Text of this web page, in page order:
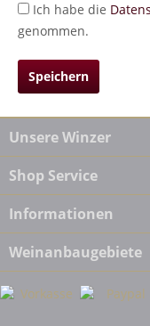
Ich habe die
genommen.
Speichern
Unsere Winzer
Shop Service
Informationen
Weinanbaugebiete